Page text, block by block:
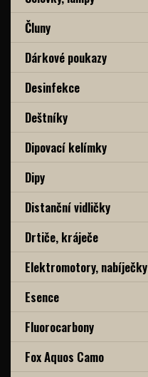
Čluny
Dárkové poukazy
Desinfekce
Deštníky
Dipovací kelímky
Dipy
Distanční vidličky
Drtiče, kráječe
Elektromotory, nabíječky
Esence
Fluorocarbony
Fox Aquos Camo